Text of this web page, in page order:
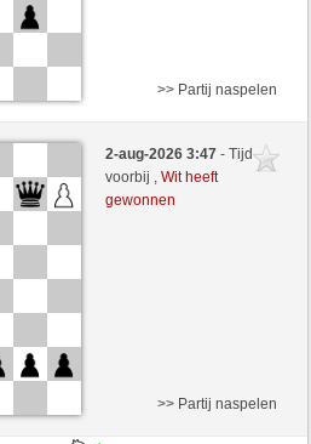
(+7)
(1171) (-7)
>> Partij naspelen
2-aug-2026 3:47- Tijd
voorbij ,Wit heeft
gewonnen
>> Partij naspelen